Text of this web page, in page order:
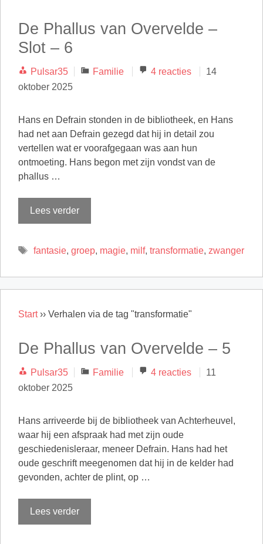
De Phallus van Overvelde –
Slot – 6
Pulsar35 Categorieën
Familie 4 reacties
14
oktober 2025
Hans en Defrain stonden in de bibliotheek, en Hans
had net aan Defrain gezegd dat hij in detail zou
vertellen wat er voorafgegaan was aan hun
ontmoeting. Hans begon met zijn vondst van de
phallus …
Lees verder
Tags
fantasie, groep, magie, milf, transformatie, zwanger
Start›› Verhalen via de tag "transformatie"
De Phallus van Overvelde – 5
Pulsar35 Categorieën
Familie 4 reacties
11
oktober 2025
Hans arriveerde bij de bibliotheek van Achterheuvel,
waar hij een afspraak had met zijn oude
geschiedenisleraar, meneer Defrain. Hans had het
oude geschrift meegenomen dat hij in de kelder had
gevonden, achter de plint, op …
Lees verder